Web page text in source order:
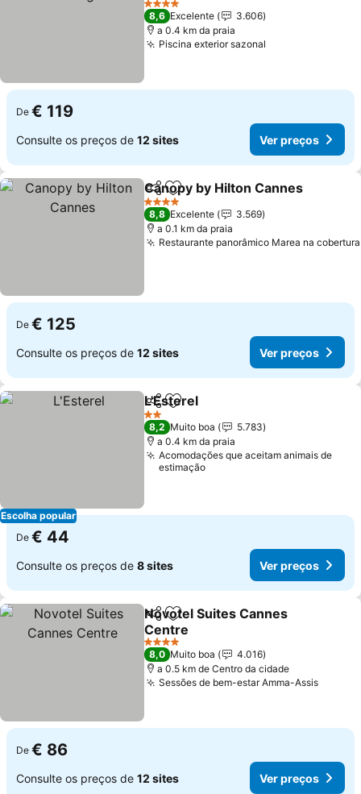
4 Estrelas
8,6 Excelente
3.606
a 0.4 km da praia
Piscina exterior sazonal
De € 119
Consulte os preços de 12 sites Ver preços
PartilharAdicionar aos favoritos
Canopy by Hilton Cannes
4 Estrelas
8,8 Excelente
3.569
a 0.1 km da praia
Restaurante panorâmico Marea na cobertura
De € 125
Consulte os preços de 12 sites Ver preços
Escolha popular
PartilharAdicionar aos favoritos
L'Esterel
2 Estrelas
8,2 Muito boa
5.783
a 0.4 km da praia
Acomodações que aceitam animais de
estimação
De € 44
Consulte os preços de 8 sites Ver preços
PartilharAdicionar aos favoritos
Novotel Suites Cannes
Centre
4 Estrelas
8,0 Muito boa
4.016
a 0.5 km de Centro da cidade
Sessões de bem-estar Amma-Assis
De € 86
Consulte os preços de 12 sites Ver preços